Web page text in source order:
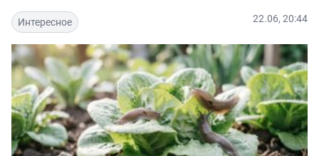
Интересное 22.06, 20:44